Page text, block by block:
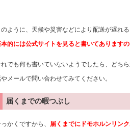
のように、天候や災害などにより配送が遅れる
的には公式サイトを見ると書いてあります
れでも何も書いていないようでしたら、どち
メールで問い合わせてみてください。
届くまでの暇つぶし
かくですから、 届くまでにドモホルンリン